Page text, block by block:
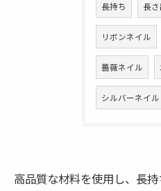
長持ち 長
リボンネイル
薔薇ネイル
シルバーネイル
高品質な材料を使用し、長